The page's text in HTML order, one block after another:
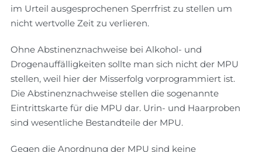
im Urteil ausgesprochenen Sperrfrist zu stellen um
nicht wertvolle Zeit zu verlieren.
Ohne Abstinenznachweise bei Alkohol- und
Drogenauffälligkeiten sollte man sich nicht der MPU
stellen, weil hier der Misserfolg vorprogrammiert ist.
Die Abstinenznachweise stellen die sogenannte
Eintrittskarte für die MPU dar. Urin- und Haarproben
sind wesentliche Bestandteile der MPU.
Gegen die Anordnung der MPU sind keine